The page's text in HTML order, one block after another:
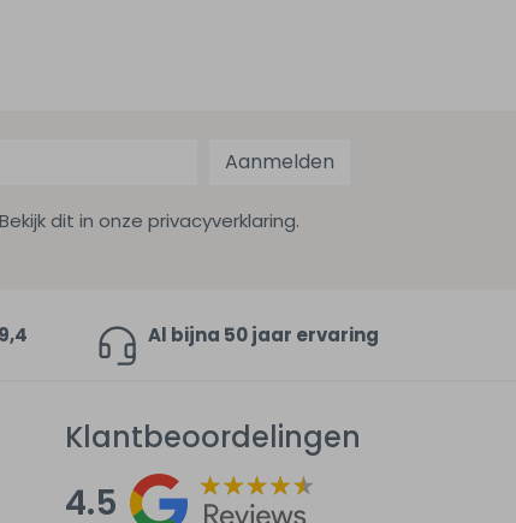
Aanmelden
dit in onze privacyverklaring.
Al bijna 50 jaar ervaring
Klantbeoordelingen
4.5